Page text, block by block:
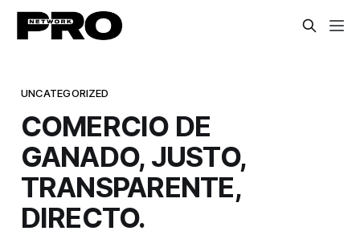
UNCATEGORIZED
COMERCIO DE
GANADO, JUSTO,
TRANSPARENTE,
DIRECTO.